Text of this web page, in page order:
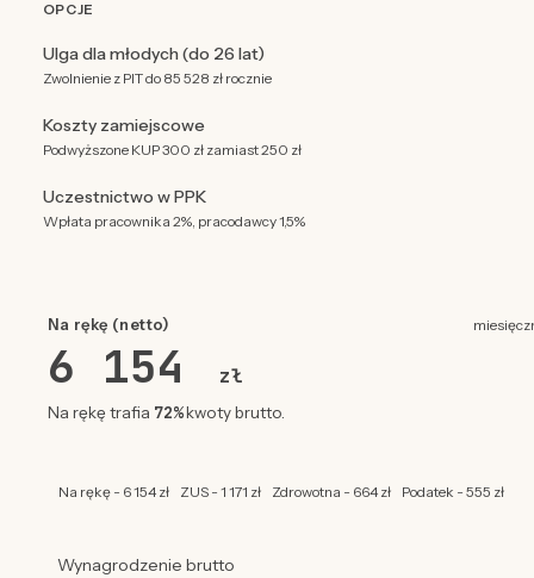
OPCJE
Ulga dla młodych (do 26 lat)
Zwolnienie z PIT do 85 528 zł rocznie
Koszty zamiejscowe
Podwyższone KUP 300 zł zamiast 250 zł
Uczestnictwo w PPK
Wpłata pracownika 2%, pracodawcy 1,5%
Na rękę (netto)
6 154 zł
Na rękę trafia 72%kwoty brutto.
Na rękę - 6 154 zł ZUS - 1 171 zł Zdrowotna - 664 zł Podatek - 555 zł
Wynagrodzenie brutto